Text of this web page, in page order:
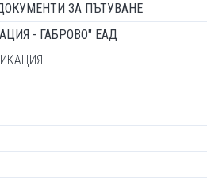
ЗА ПЪТУВАНЕ
- ГАБРОВО" ЕАД